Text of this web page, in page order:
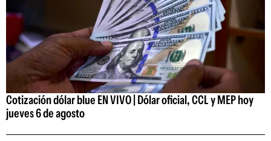
Cotización dólar blue EN VIVO | Dólar oficial, CCL y MEP hoy
jueves 6 de agosto